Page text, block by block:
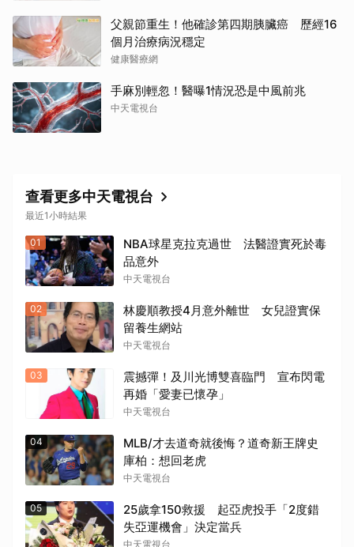
父親節重生！他確診第四期胰臟癌 歷經16
個月治療病況穩定
健康醫療網
手麻別輕忽！醫曝1情況恐是中風前兆
中天電視台
查看更多中天電視台
最近1小時結果
01
NBA球星克拉克過世 法醫證實死於毒
品意外
中天電視台
02
林慶順教授4月意外離世 女兒證實保
留養生網站
中天電視台
03
震撼彈！及川光博雙喜臨門 宣布閃電
再婚「愛妻已懷孕」
中天電視台
04
MLB/才去道奇就後悔？道奇新王牌史
庫柏：想回老虎
中天電視台
05
25歲拿150救援 起亞虎投手「2度錯
失亞運機會」決定當兵
中天電視台